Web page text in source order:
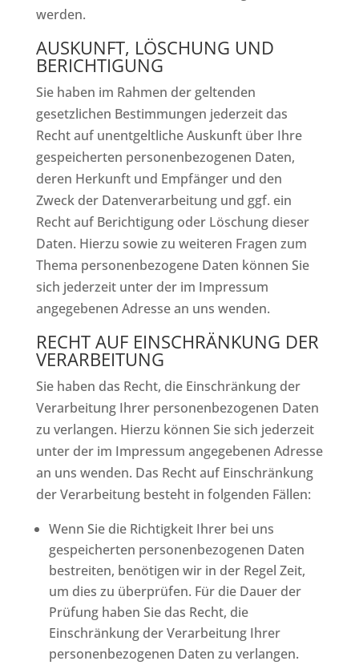
werden.
AUSKUNFT, LÖSCHUNG UND
BERICHTIGUNG
Sie haben im Rahmen der geltenden
gesetzlichen Bestimmungen jederzeit das
Recht auf unentgeltliche Auskunft über Ihre
gespeicherten personenbezogenen Daten,
deren Herkunft und Empfänger und den
Zweck der Datenverarbeitung und ggf. ein
Recht auf Berichtigung oder Löschung dieser
Daten. Hierzu sowie zu weiteren Fragen zum
Thema personenbezogene Daten können Sie
sich jederzeit unter der im Impressum
angegebenen Adresse an uns wenden.
RECHT AUF EINSCHRÄNKUNG DER
VERARBEITUNG
Sie haben das Recht, die Einschränkung der
Verarbeitung Ihrer personenbezogenen Daten
zu verlangen. Hierzu können Sie sich jederzeit
unter der im Impressum angegebenen Adresse
an uns wenden. Das Recht auf Einschränkung
der Verarbeitung besteht in folgenden Fällen:
Wenn Sie die Richtigkeit Ihrer bei uns
gespeicherten personenbezogenen Daten
bestreiten, benötigen wir in der Regel Zeit,
um dies zu überprüfen. Für die Dauer der
Prüfung haben Sie das Recht, die
Einschränkung der Verarbeitung Ihrer
personenbezogenen Daten zu verlangen.